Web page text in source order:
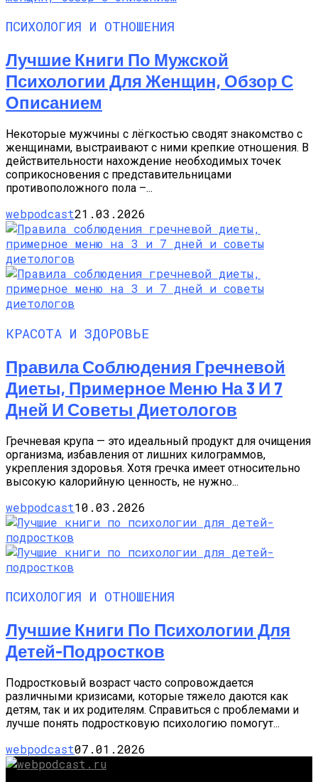
ПСИХОЛОГИЯ И ОТНОШЕНИЯ
Лучшие Книги По Мужской
Психологии Для Женщин, Обзор С
Описанием
Некоторые мужчины с лёгкостью сводят знакомство с
женщинами, выстраивают с ними крепкие отношения. В
действительности нахождение необходимых точек
соприкосновения с представительницами
противоположного пола –...
webpodcast21.03.2026
КРАСОТА И ЗДОРОВЬЕ
Правила Соблюдения Гречневой
Диеты, Примерное Меню На 3 И 7
Дней И Советы Диетологов
Гречневая крупа — это идеальный продукт для очищения
организма, избавления от лишних килограммов,
укрепления здоровья. Хотя гречка имеет относительно
высокую калорийную ценность, не нужно...
webpodcast10.03.2026
ПСИХОЛОГИЯ И ОТНОШЕНИЯ
Лучшие Книги По Психологии Для
Детей-Подростков
Подростковый возраст часто сопровождается
различными кризисами, которые тяжело даются как
детям, так и их родителям. Справиться с проблемами и
лучше понять подростковую психологию помогут...
webpodcast07.01.2026